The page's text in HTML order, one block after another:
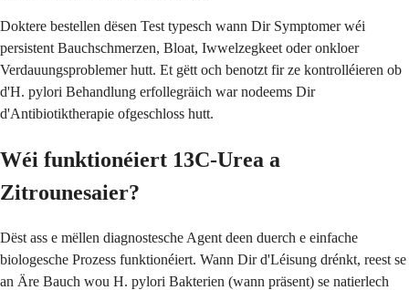
Doktere bestellen dësen Test typesch wann Dir Symptomer wéi
persistent Bauchschmerzen, Bloat, Iwwelzegkeet oder onkloer
Verdauungsproblemer hutt. Et gëtt och benotzt fir ze kontrolléieren ob
d'H. pylori Behandlung erfollegräich war nodeems Dir
d'Antibiotiktherapie ofgeschloss hutt.
Wéi funktionéiert 13C-Urea a
Zitrounesaier?
Dëst ass e mëllen diagnostesche Agent deen duerch e einfache
biologesche Prozess funktionéiert. Wann Dir d'Léisung drénkt, reest se
an Äre Bauch wou H. pylori Bakterien (wann präsent) se natierlech